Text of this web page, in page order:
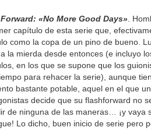
«No More Good Days» .
capítulo de esta serie que,
como la copa de un pino de bueno.
la mierda desde entonces (e incluyo
en los que se supone que los
para rehacer la serie), aunque
bastante potable, aquel en el que
decide que su flashforward no
de ninguna de las maneras… ¡y vaya
Lo dicho, buen inicio de serie pero